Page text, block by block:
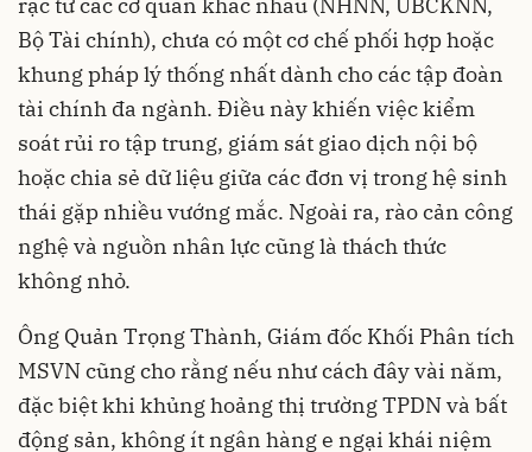
Bộ Tài chính), chưa có một cơ chế phối hợp hoặc
khung pháp lý thống nhất dành cho các tập đoàn
tài chính đa ngành. Điều này khiến việc kiểm
soát rủi ro tập trung, giám sát giao dịch nội bộ
hoặc chia sẻ dữ liệu giữa các đơn vị trong hệ sinh
thái gặp nhiều vướng mắc. Ngoài ra, rào cản công
nghệ và nguồn nhân lực cũng là thách thức
không nhỏ.
Ông Quản Trọng Thành, Giám đốc Khối Phân tích
MSVN cũng cho rằng nếu như cách đây vài năm,
đặc biệt khi khủng hoảng thị trường TPDN và bất
động sản, không ít ngân hàng e ngại khái niệm